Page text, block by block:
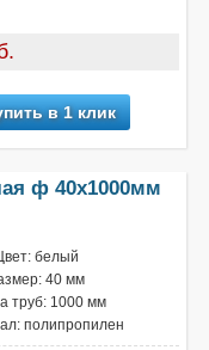
в 1 клик
ф 40х1000мм
белый
40 мм
труб: 1000 мм
полипропилен